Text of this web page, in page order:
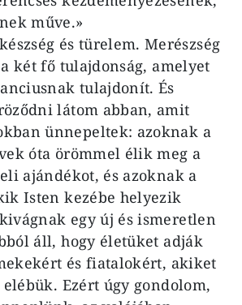
műve.»
és türelem. Merészség
a két fő tulajdonság, amelyet
tulajdonít. És
látom abban, amit
ünnepeltek: azoknak a
óta örömmel élik meg a
ajándékot, és azoknak a
Isten kezébe helyezik
egy új és ismeretlen
áll, hogy életüket adják
és fiatalokért, akiket
Ezért úgy gondolom,